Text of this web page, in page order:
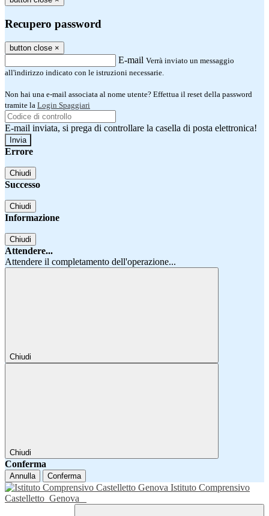
Recupero password
button close ×
E-mail Verrà inviato un messaggio
all'indirizzo indicato con le istruzioni necessarie.
Non hai una e-mail associata al nome utente? Effettua il reset della password
tramite la Login Spaggiari
E-mail inviata, si prega di controllare la casella di posta elettronica!
Errore
Chiudi
Successo
Chiudi
Informazione
Chiudi
Attendere...
Attendere il completamento dell'operazione...
Chiudi
Chiudi
Conferma
Annulla Conferma
Istituto Comprensivo
Castelletto Genova